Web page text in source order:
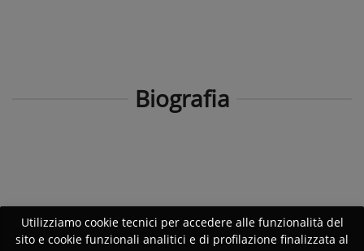
Biografia
Utilizziamo cookie tecnici per accedere alle funzionalità del
sito e cookie funzionali analitici e di profilazione finalizzata al